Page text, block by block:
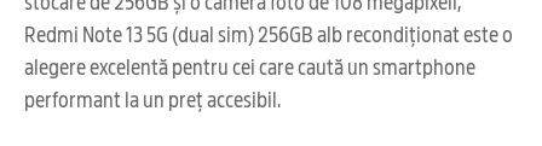
Redmi Note 13 5G (dual sim) 256GB alb recondiționat este o
alegere excelentă pentru cei care caută un smartphone
performant la un preț accesibil.